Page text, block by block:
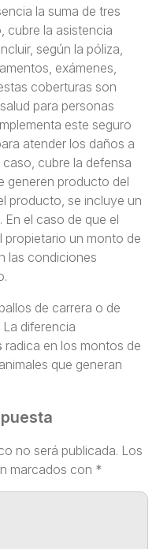
la suma de tres
cubre la asistencia
según la póliza,
exámenes,
coberturas son
para personas
este seguro
atender los daños a
cubre la defensa
generen producto del
producto, se incluye un
el caso de que el
propietario un monto de
las condiciones
de carrera o de
diferencia
radica en los montos de
que generan
no será publicada. Los
marcados con *